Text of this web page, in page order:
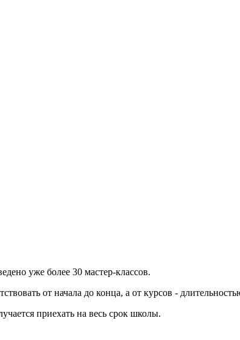
уже более 30 мастер-классов.
от начала до конца, а от курсов -
приехать на весь срок школы.